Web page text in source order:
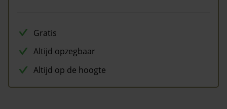
Gratis
Altijd opzegbaar
Altijd op de hoogte